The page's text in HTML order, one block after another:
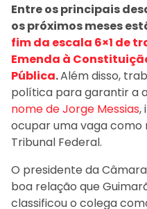
Entre os principais
os próximos meses
fim da escala 6×1 de
Emenda à
Pública.Além disso,
política para garantir a
nome de Jorge Messias,
ocupar uma vaga como
Tribunal Federal.
O presidente da
boa relação que
classificou o colega